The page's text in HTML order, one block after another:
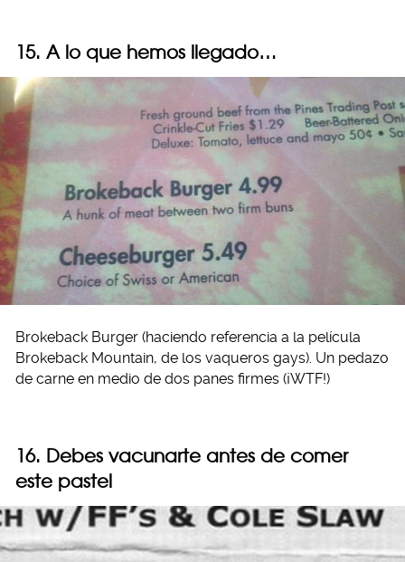
15. A lo que hemos llegado…
Brokeback Burger (haciendo referencia a la película
Brokeback Mountain, de los vaqueros gays). Un pedazo
de carne en medio de dos panes firmes (¡WTF!)
16. Debes vacunarte antes de comer
este pastel